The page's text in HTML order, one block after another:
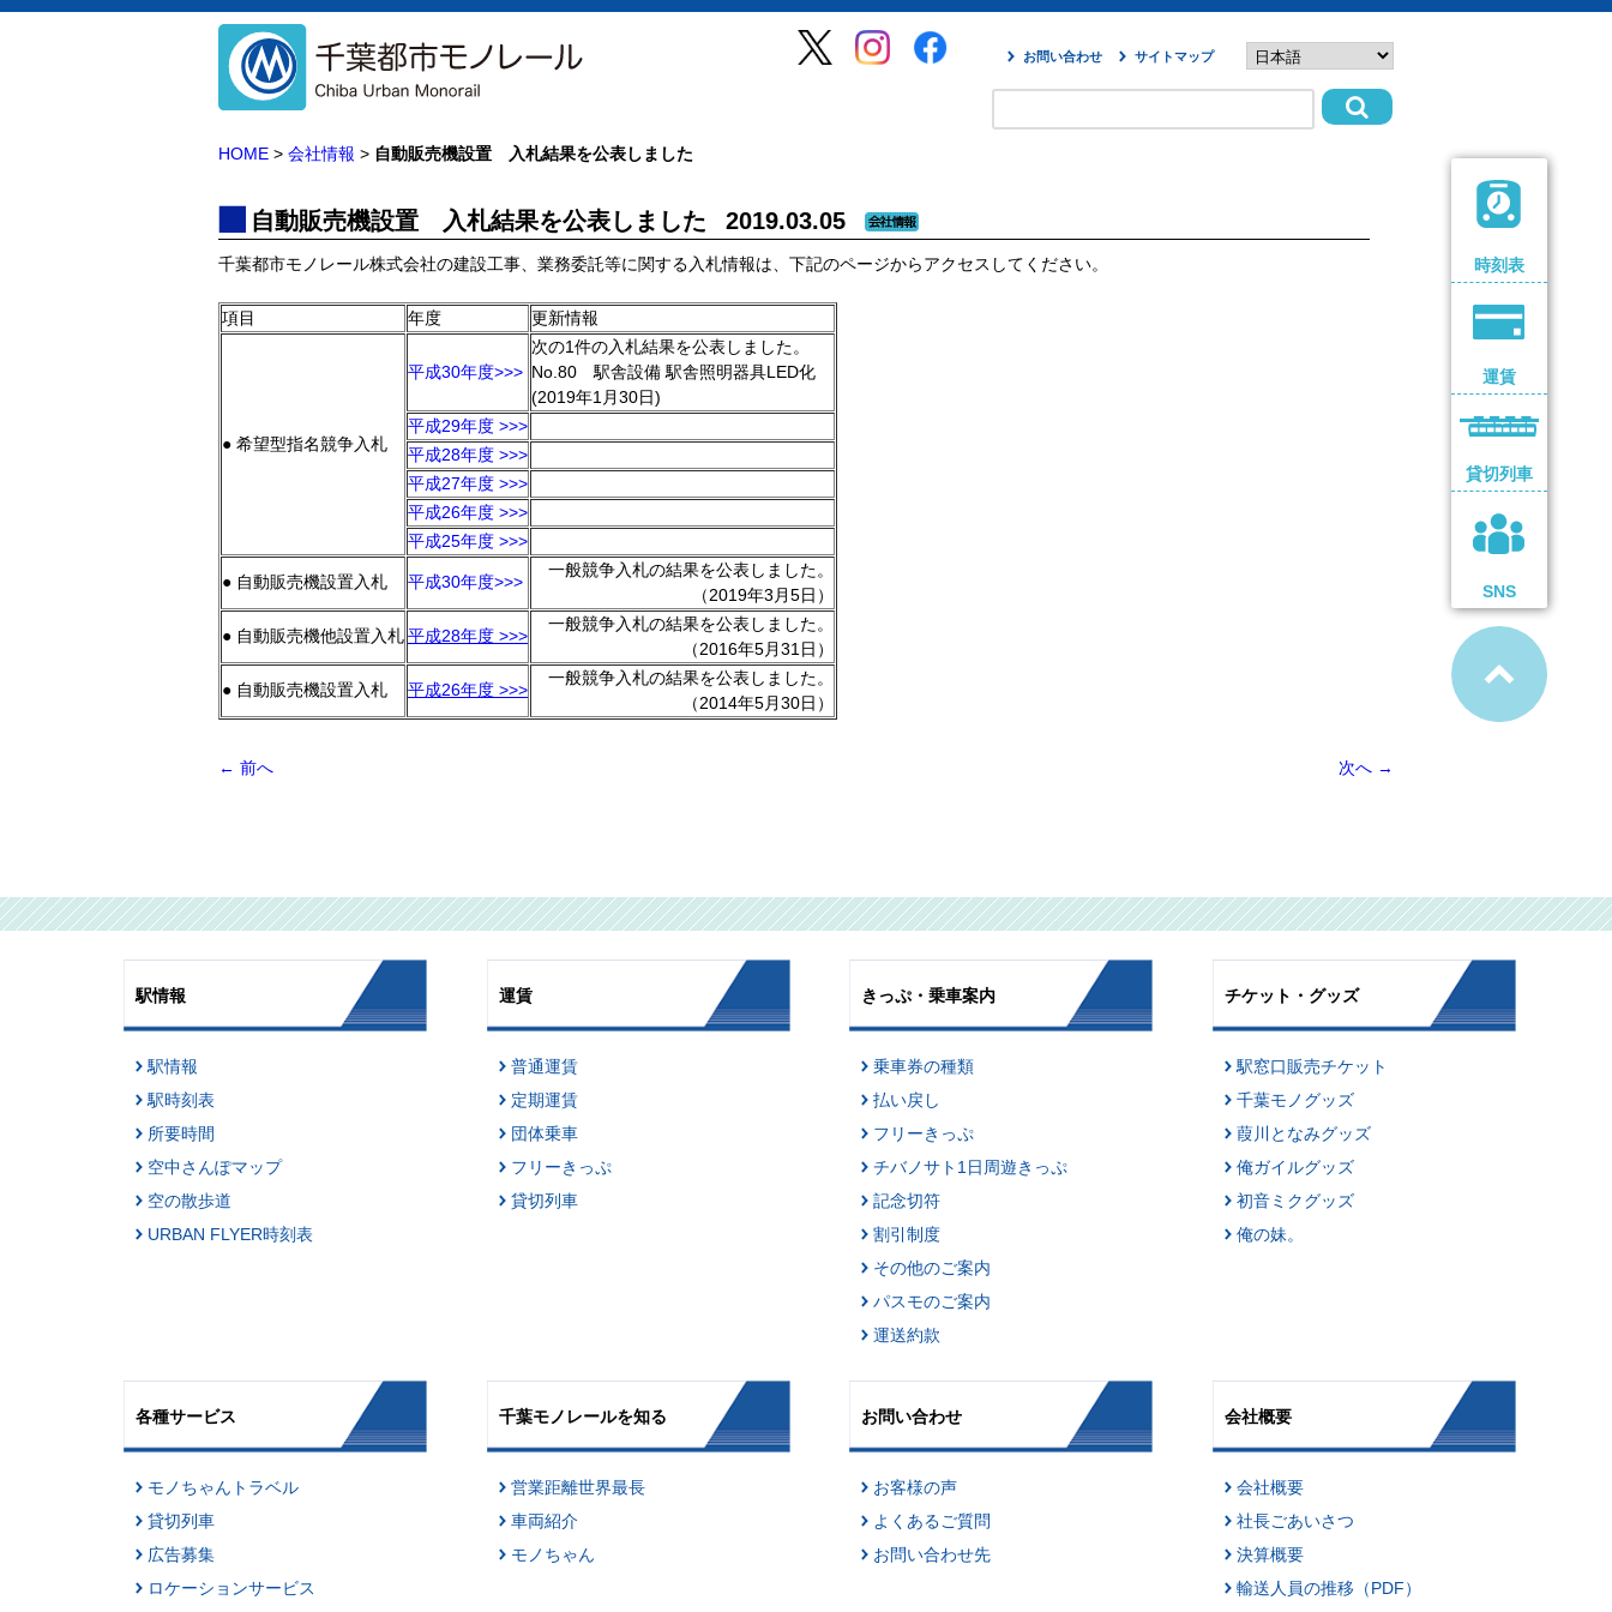
お問い合わせ サイトマップ
時刻表
運賃
貸切列車
SNS
HOME > 会社情報 > 自動販売機設置 入札結果を公表しました
自動販売機設置 入札結果を公表しました 2019.03.05
千葉都市モノレール株式会社の建設工事、業務委託等に関する入札情報は、下記のページからアクセスしてください。
項目 年度 更新情報
● 希望型指名競争入札
平成30年度>>>
次の1件の入札結果を公表しました。
No.80 駅舎設備 駅舎照明器具LED化
(2019年1月30日)
平成29年度 >>>
平成28年度 >>>
平成27年度 >>>
平成26年度 >>>
平成25年度 >>>
● 自動販売機設置入札 平成30年度>>>
一般競争入札の結果を公表しました。
（2019年3月5日）
● 自動販売機他設置入札平成28年度 >>>
一般競争入札の結果を公表しました。
（2016年5月31日）
● 自動販売機設置入札 平成26年度 >>>
一般競争入札の結果を公表しました。
（2014年5月30日）
← 前へ 次へ →
駅情報
駅情報
駅時刻表
所要時間
空中さんぽマップ
空の散歩道
URBAN FLYER時刻表
運賃
普通運賃
定期運賃
団体乗車
フリーきっぷ
貸切列車
きっぷ・乗車案内
乗車券の種類
払い戻し
フリーきっぷ
チバノサト1日周遊きっぷ
記念切符
割引制度
その他のご案内
パスモのご案内
運送約款
チケット・グッズ
駅窓口販売チケット
千葉モノグッズ
葭川となみグッズ
俺ガイルグッズ
初音ミクグッズ
俺の妹。
各種サービス
モノちゃんトラベル
貸切列車
広告募集
ロケーションサービス
千葉モノレールを知る
営業距離世界最長
車両紹介
モノちゃん
お問い合わせ
お客様の声
よくあるご質問
お問い合わせ先
会社概要
会社概要
社長ごあいさつ
決算概要
輸送人員の推移（PDF）